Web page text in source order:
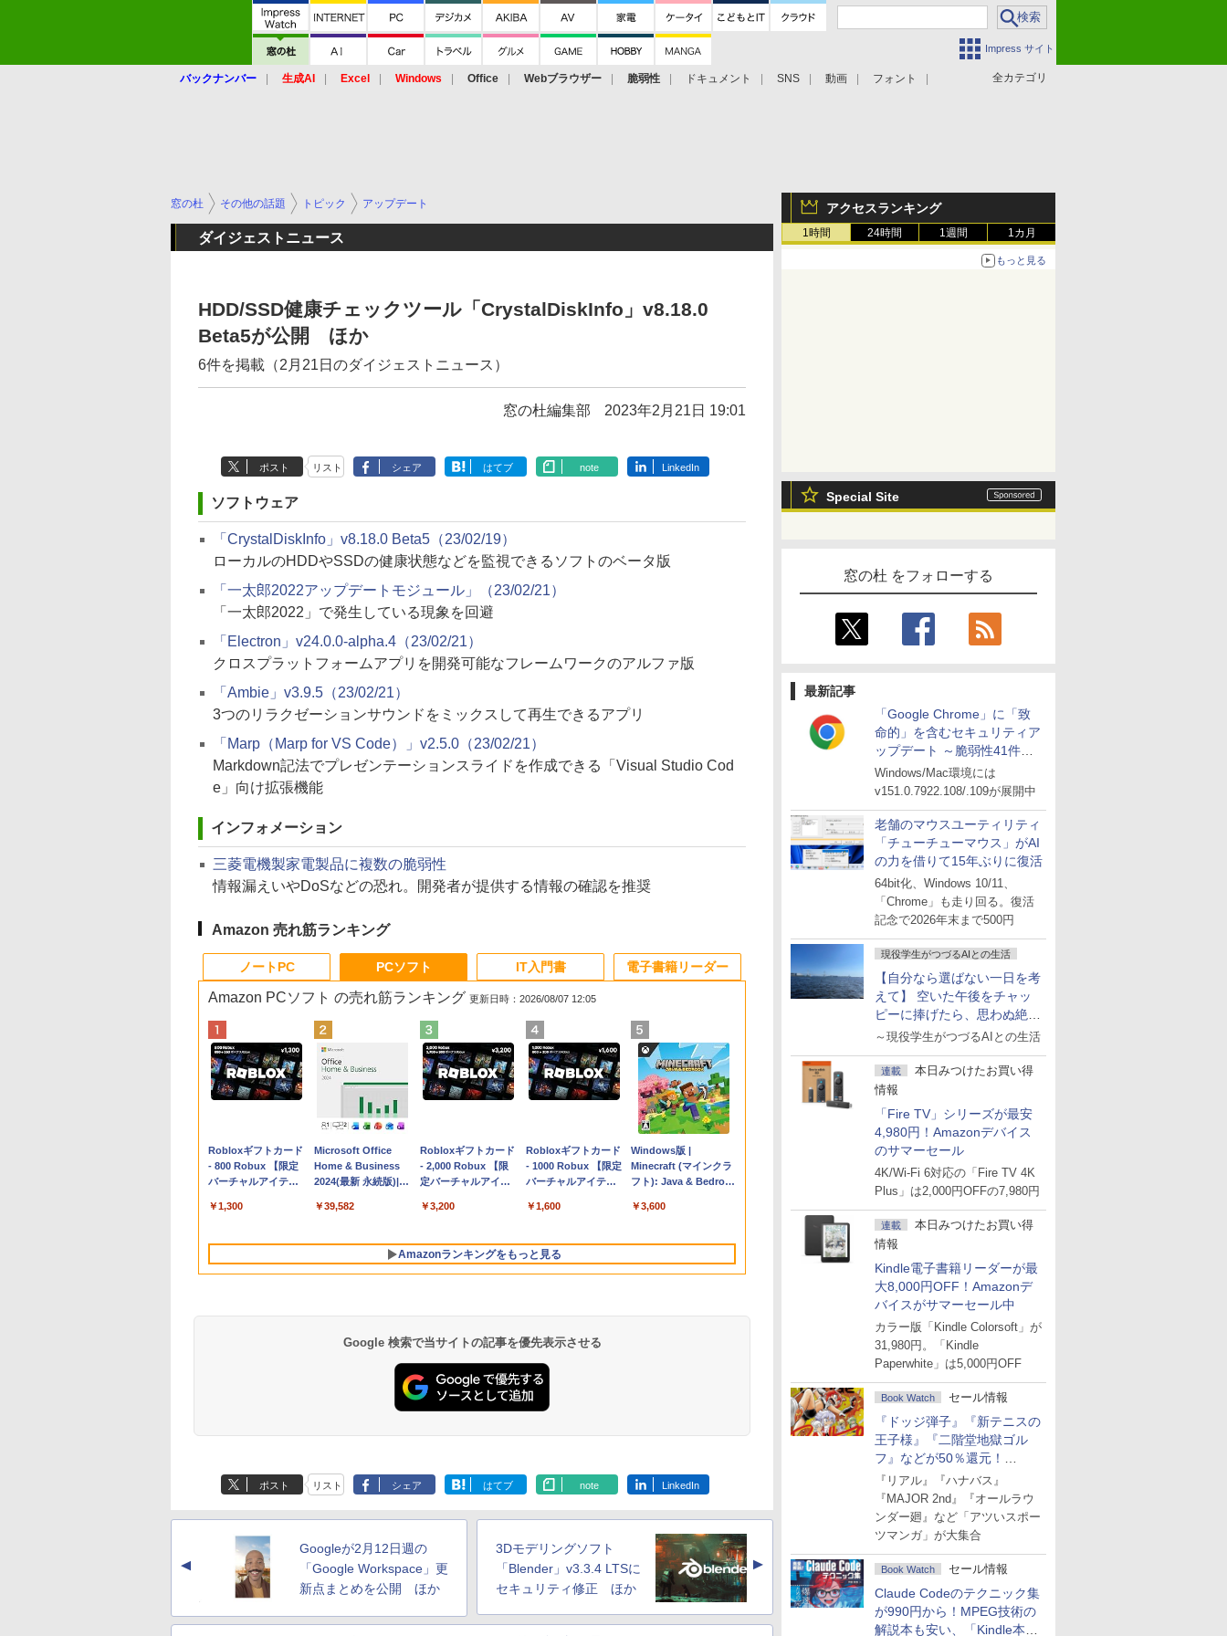
Impress サイト
全カテゴリ
バックナンバー 生成AI Excel Windows Office Webブラウザー 脆弱性 ドキュメント SNS 動画 フォント
アクセスランキング
1時間 24時間 1週間 1カ月
もっと見る
Special Site
窓の杜 をフォローする
最新記事
「Google Chrome」に「致
命的」を含むセキュリティア
ップデート ～脆弱性41件に
対処
Windows/Mac環境には
v151.0.7922.108/.109が展開中
老舗のマウスユーティリティ
「チューチューマウス」がAI
の力を借りて15年ぶりに復活
64bit化、Windows 10/11、
「Chrome」も走り回る。復活
記念で2026年末まで500円
現役学生がつづるAIとの生活
【自分なら選ばない一日を考
えて】 空いた午後をチャッ
ピーに捧げたら、思わぬ絶景
に出会った話
～現役学生がつづるAIとの生活
連載
本日みつけたお買い得
情報
「Fire TV」シリーズが最安
4,980円！Amazonデバイス
のサマーセール
4K/Wi-Fi 6対応の「Fire TV 4K
Plus」は2,000円OFFの7,980円
連載
本日みつけたお買い得
情報
Kindle電子書籍リーダーが最
大8,000円OFF！Amazonデ
バイスがサマーセール中
カラー版「Kindle Colorsoft」が
31,980円。「Kindle
Paperwhite」は5,000円OFF
Book Watch セール情報
『ドッジ弾子』『新テニスの
王子様』『二階堂地獄ゴル
フ』などが50％還元！
Amazonマンガ週末セール
『リアル』『ハナバス』
『MAJOR 2nd』『オールラウ
ンダー廻』など「アツいスポー
ツマンガ」が大集合
Book Watch セール情報
Claude Codeのテクニック集
が990円から！MPEG技術の
解説本も安い、「Kindle本サ
窓の杜 その他の話題 トピック アップデート
ダイジェストニュース
HDD/SSD健康チェックツール「CrystalDiskInfo」v8.18.0
Beta5が公開 ほか
6件を掲載（2月21日のダイジェストニュース）
窓の杜編集部 2023年2月21日 19:01
ポスト リスト シェア はてブ note LinkedIn
ソフトウェア
「CrystalDiskInfo」v8.18.0 Beta5（23/02/19）
ローカルのHDDやSSDの健康状態などを監視できるソフトのベータ版
「一太郎2022アップデートモジュール」（23/02/21）
「一太郎2022」で発生している現象を回避
「Electron」v24.0.0-alpha.4（23/02/21）
クロスプラットフォームアプリを開発可能なフレームワークのアルファ版
「Ambie」v3.9.5（23/02/21）
3つのリラクゼーションサウンドをミックスして再生できるアプリ
「Marp（Marp for VS Code）」v2.5.0（23/02/21）
Markdown記法でプレゼンテーションスライドを作成できる「Visual Studio Cod
e」向け拡張機能
インフォメーション
三菱電機製家電製品に複数の脆弱性
情報漏えいやDoSなどの恐れ。開発者が提供する情報の確認を推奨
Amazon 売れ筋ランキング
ノートPC
Apple 2026
MacBook Neo A18
Proチップ搭載13イ
AIとApple
Retinaディスプレ
512GB SSD、1080p
￥162,598
tomtoc 360°保護
15.6 16インチ パソコ
ンケース Dell NEC
dynabook Lenovo
￥2,952
Apple 2026
MacBook Air M5チ
ップ搭載13インチノ
Apple Intelligence、
Retinaディスプレ
イ、24GBユニファイ
ドメモリ、1TB SSD
ド、Touch ID - ミッ
ドナイト
￥298,901
【Amazon.co.jp限
定】 HP ノートパソ
コン 15-fd 15.6イン
512GB SSD インテ
￥129,800
FMV ノートパソコン
WE1-K3 (MS 365
Personal/Copilotキー
型/Core i5/16GB/SSD
FMVWK3E15W_AZ
￥139,880
PCソフト
Amazon PCソフト の売れ筋ランキング 更新日時：2026/08/07 12:05
Robloxギフトカード
- 800 Robux 【限定
バーチャルアイテム
ンゲームコード】 ロ
インコード版
￥1,300
Microsoft Office
Home & Business
2024(最新 永続版)|オ
版|Windows11、
￥39,582
Robloxギフトカード
- 2,000 Robux 【限
定バーチャルアイテ
インゲームコード】
ラインコード版
￥3,200
Robloxギフトカード
- 1000 Robux 【限定
バーチャルアイテム
ンゲームコード】 ロ
ンコード版
￥1,600
Windows版 |
Minecraft (マインクラ
フト): Java & Bedrock
ード版
￥3,600
Amazonランキングをもっと見る
IT入門書
￥1,766
出す プロンプトの言
葉 AI画像生成シリー
Labo)
￥480
非エンジニア 初心者
素人 でも安心 使い方
もコンテンツ作成に
非エンジニアのため
のAIコーディング入
門シリーズ
￥99
デザイン入門講座
［第2版］
￥2,326
ードウェア・市販ソフ
トウェアのパーフェク
レータ紹介
￥1,600
電子書籍リーダー
7インチディスプレ
イ、色調調節ライ
テリー、広告なし、
ブラック
￥22,980
ない、大きな画面で
読みやすい、6週間持
チディスプレイ電子
ック、16GB、広告な
し
￥16,980
ション (32GB) 7イン
チディスプレイ、明
調節ライト、12週間
告なし、メタリック
ブラック
￥27,980
トレージ、防水、7イ
ンチカラーディスプ
ト、最大8週間持続バ
し、ブラック (2025
年発売)
￥31,980
インチカラーディスプ
レイ、64GBストレー
明るさ自動調整、色調
調節ライト、プレミア
ムペン付き、グラファ
イト
￥115,980
Google 検索で当サイトの記事を優先表示させる
ポスト リスト シェア はてブ note LinkedIn
▲
Googleが2月12日週の
「Google Workspace」更
新点まとめを公開 ほか
3Dモデリングソフト
「Blender」v3.3.4 LTSに
セキュリティ修正 ほか
▲